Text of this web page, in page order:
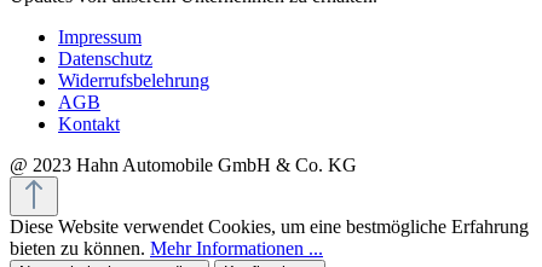
Impressum
Datenschutz
Widerrufsbelehrung
AGB
Kontakt
@ 2023 Hahn Automobile GmbH & Co. KG
Diese Website verwendet Cookies, um eine bestmögliche Erfahrung
bieten zu können. Mehr Informationen ...